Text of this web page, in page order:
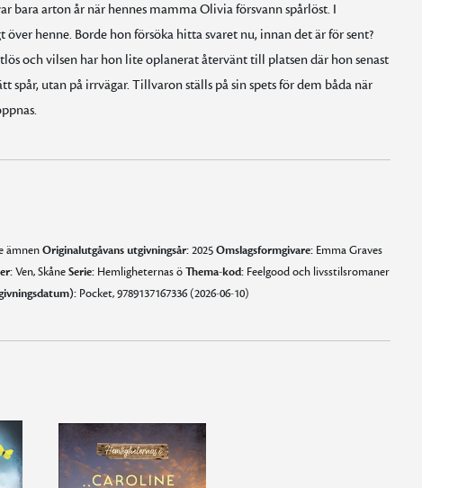
bara arton år när hennes mamma Olivia försvann spårlöst. I
henne. Borde hon försöka hitta svaret nu, innan det är för sent?
och vilsen har hon lite oplanerat återvänt till platsen där hon senast
utan på irrvägar. Tillvaron ställs på sin spets för dem båda när
ämnenOriginalutgåvans utgivningsår:2025Omslagsformgivare:Emma Graves
Ven, SkåneSerie:Hemligheternas öThema-kod:Feelgood och livsstilsromaner
Pocket, 9789137167336 (2026-06-10)